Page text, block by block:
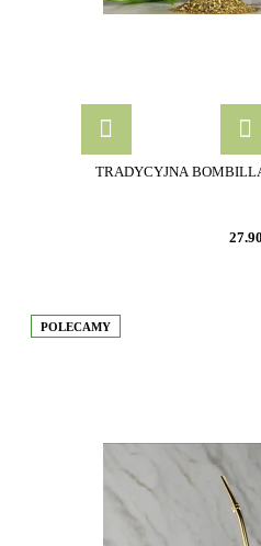
TRADYCYJNA
27.90
POLECAMY